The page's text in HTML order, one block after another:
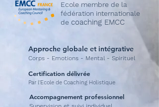
Ecole membre de la
fédération internationale
de coaching EMCC
Approche globale et intégrative
Corps - Emotions - Mental - Spirituel
Certification délivrée
Par l'Ecole de Coaching Holistique
Accompagnement professionnel